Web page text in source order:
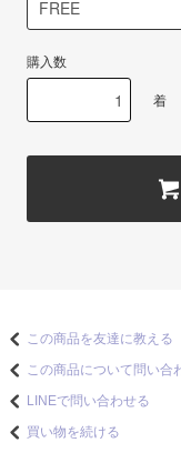
購入数
着
この商品を友達に教える
この商品について問い合
LINEで問い合わせる
買い物を続ける